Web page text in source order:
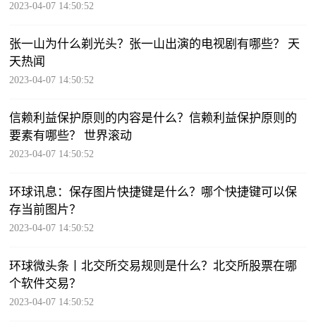
2023-04-07 14:50:52
张一山为什么剃光头？张一山出演的电视剧有哪些？ 天
天热闻
2023-04-07 14:50:52
信赖利益保护原则的内容是什么？信赖利益保护原则的
要素有哪些？ 世界滚动
2023-04-07 14:50:52
环球讯息：保存图片快捷键是什么？哪个快捷键可以保
存当前图片？
2023-04-07 14:50:52
环球微头条丨北交所交易规则是什么？北交所股票在哪
个软件交易？
2023-04-07 14:50:52